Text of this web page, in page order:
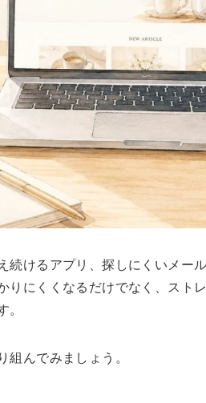
続けるアプリ、探しにくいメー
りにくくなるだけでなく、スト
。
組んでみましょう。